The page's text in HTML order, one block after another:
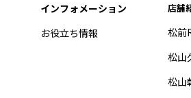
インフォメーション
お役立ち情報
店舗
松前
松山
松山